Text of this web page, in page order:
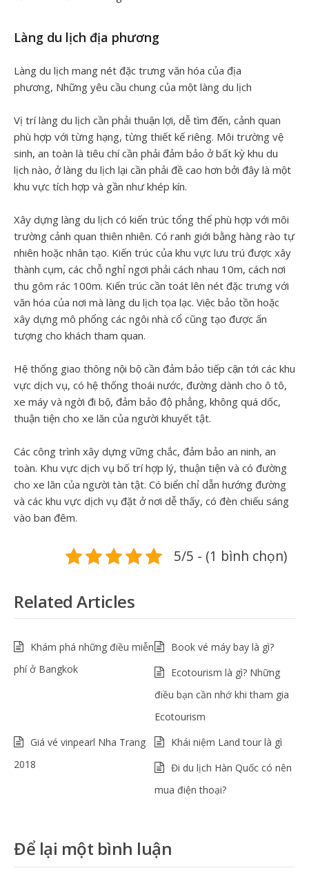
Làng du lịch địa phương
Làng du lịch mang nét đặc trưng văn hóa của địa
phương, Những yêu cầu chung của một làng du lịch
Vị trí làng du lịch cần phải thuận lợi, dễ tìm đến, cảnh quan
phù hợp với từng hạng, từng thiết kế riêng. Môi trường vệ
sinh, an toàn là tiêu chí cần phải đảm bảo ở bất kỳ khu du
lịch nào, ở làng du lịch lại cần phải đề cao hơn bởi đây là một
khu vực tích hợp và gần như khép kín.
Xây dựng làng du lịch có kiến trúc tổng thể phù hợp với môi
trường cảnh quan thiên nhiên. Có ranh giới bằng hàng rào tự
nhiên hoặc nhân tạo. Kiến trúc của khu vực lưu trú được xây
thành cụm, các chỗ nghỉ ngơi phải cách nhau 10m, cách nơi
thu gôm rác 100m. Kiến trúc cần toát lên nét đặc trưng với
văn hóa của nơi mà làng du lịch tọa lạc. Việc bảo tồn hoặc
xây dựng mô phổng các ngôi nhà cổ cũng tạo được ấn
tượng cho khách tham quan.
Hệ thống giao thông nội bộ cần đảm bảo tiếp cận tới các khu
vực dịch vụ, có hệ thống thoái nước, đường dành cho ô tô,
xe máy và ngời đi bộ, đảm bảo độ phẳng, không quá dốc,
thuận tiện cho xe lăn của người khuyết tật.
Các công trình xây dựng vững chắc, đảm bảo an ninh, an
toàn. Khu vực dịch vụ bố trí hợp lý, thuận tiện và có đường
cho xe lăn của người tàn tật. Có biển chỉ dẫn hướng đường
và các khu vực dịch vụ đặt ở nơi dễ thấy, có đèn chiếu sáng
vào ban đêm.
5/5 - (1 bình chọn)
Related Articles
Khám phá những điều miễn
phí ở Bangkok
Book vé máy bay là gì?
Ecotourism là gì? Những
điều bạn cần nhớ khi tham gia
Ecotourism
Giá vé vinpearl Nha Trang
2018
Khái niệm Land tour là gì
Đi du lịch Hàn Quốc có nên
mua điện thoại?
Để lại một bình luận